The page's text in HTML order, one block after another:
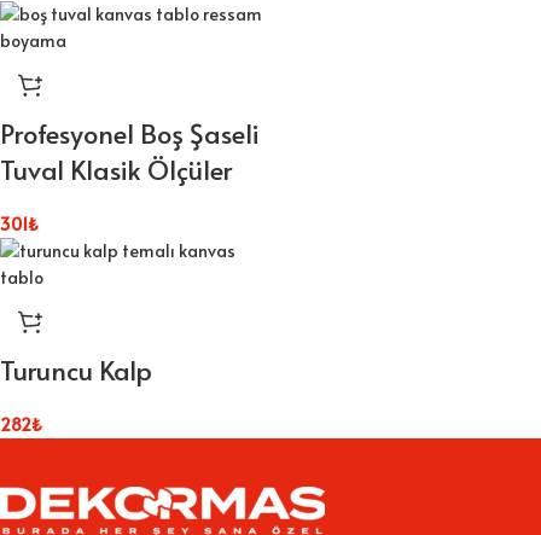
Profesyonel Boş Şaseli
Tuval Klasik Ölçüler
301₺
Turuncu Kalp
282₺